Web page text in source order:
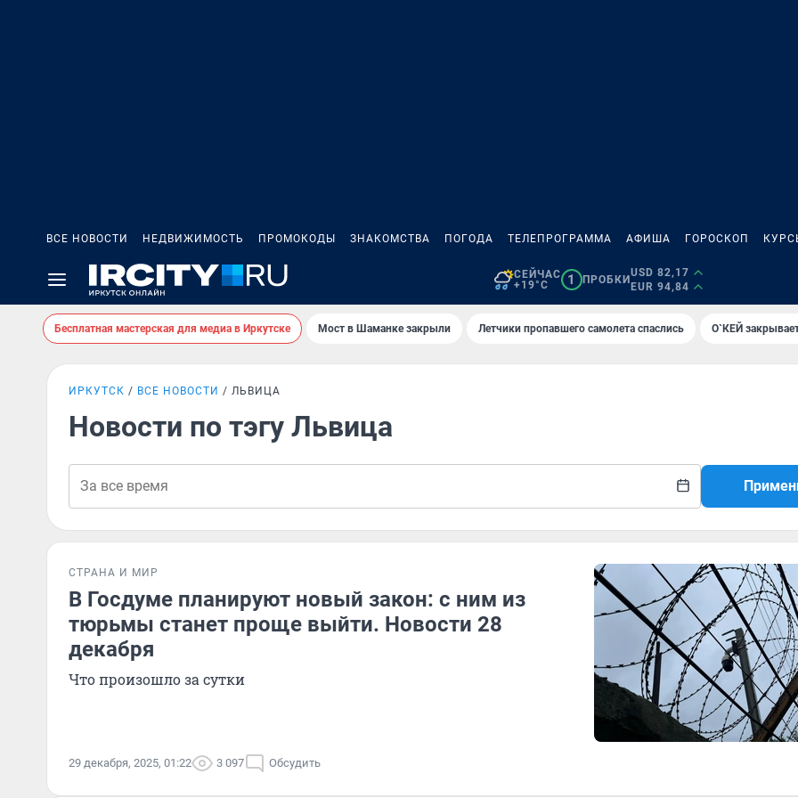
ВСЕ НОВОСТИ НЕДВИЖИМОСТЬ ПРОМОКОДЫ ЗНАКОМСТВА ПОГОДА ТЕЛЕПРОГРАММА АФИША ГОРОСКОП
СЕЙЧАС
+19°C
1 ПРОБКИ
USD 82,17
EUR 94,84
Бесплатная мастерская для медиа в Иркутске Мост в Шаманке закрыли Летчики пропавшего самолета спаслись О`КЕЙ
ИРКУТСК ВСЕ НОВОСТИ ЛЬВИЦА
Новости по тэгу Львица
СТРАНА И МИР
В Госдуме планируют новый закон: с ним из
тюрьмы станет проще выйти. Новости 28
декабря
Что произошло за сутки
29 декабря, 2025, 01:22 3 097 Обсудить